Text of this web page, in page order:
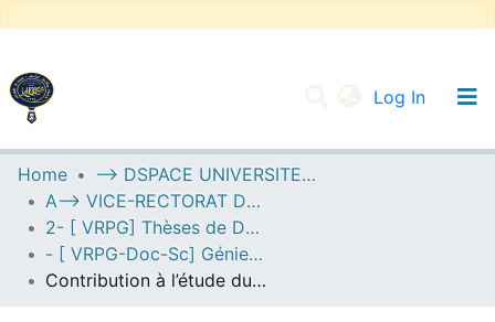
Log In
UNIVERSITY OF D.L SIDI BEL ABBES
Communities & Collections
All of DSpace
Statistics
Home
--> DSPACE UNIVERSITE DJILALLI LIABES DE SIDI BEL ABBES
A--> VICE-RECTORAT DE LA POST-GRADUATION
2- [ VRPG] Thèses de Doctorat en Sciences
- [ VRPG-Doc-Sc] Génie civil --- هندسة مدنية
Contribution à l’étude du comportement mécanique des structures composites